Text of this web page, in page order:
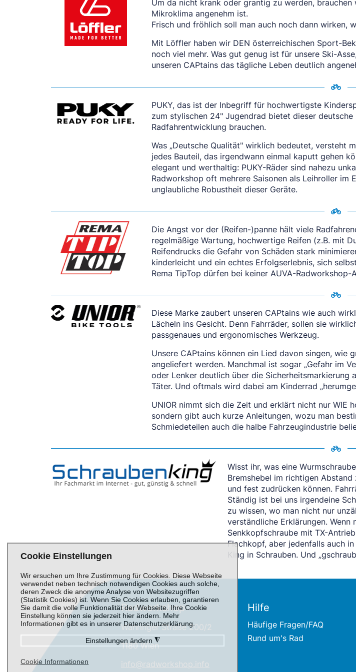
Cookie Einstellungen
Wir ersuchen um Ihre Zustimmung für Cookies. Diese Webseite
verwendet neben technisch notwendigen Cookies auch solche,
deren Zweck die anonyme Analyse von Websitezugriffen
(Statistik Cookies) ist. Wenn Sie Cookies erlauben, garantieren
Sie damit die volle Funktionalität der Webseite. Ihre Cookie
Einstellung können sie jederzeit hier ändern. Mehr
Informationen gibt es in unserer Datenschutzerklärung.
Einstellungen ändern ◮
Cookie Informationen
Um da nicht krank oder grantig zu werden,
Mikroklima angenehm ist.
Frisch und fröhlich soll man auch noch dann wirken,
Mit Löffler haben wir DEN österreichischen Sport-
noch viel mehr. Was gut genug ist für unsere Ski-
unseren CAPtains das tägliche Leben deutlich
PUKY, das ist der Inbegriff für hochwertigste
zum stylischen 24" Jugendrad bietet dieser
Radfahrentwicklung brauchen.
Was „Deutsche Qualität" wirklich bedeutet, versteht
jedes Bauteil, das irgendwann einmal kaputt gehen
elegant und werthaltig: PUKY-Räder sind nahezu
Radworkshop oft mehrere Saisonen als Leihroller im
unglaubliche Robustheit dieser Geräte.
Die Angst vor der (Reifen-)panne hält viele
regelmäßige Wartung, hochwertige Reifen (z.B. mit
Reifendrucks die Gefahr von Schäden stark
kinderleicht und ein echtes Erfolgserlebnis, sich
Rema TipTop dürfen bei keiner AUVA-Radworkshop-
Diese Marke zaubert unseren CAPtains wie auch
Lächeln ins Gesicht. Denn Fahrräder, sollen sie
passgenaues und ergonomisches Werkzeug.
Unsere CAPtains können ein Lied davon singen, wie
angeliefert werden. Manchmal ist sogar „Gefahr im
oder Lenker deutlich über die
Täter. Und oftmals wird dabei am Kinderrad
UNIOR nimmt sich die Zeit und erklärt nicht nur WIE
sondern gibt auch kurze Anleitungen, wozu man
Schmiedeteilen auch die halbe Fahrzeugindustrie
Wisst ihr, was eine
Bremshebel im richtigen
und fest zudrücken können.
Ständig ist bei uns irgendeine
zu wissen, wo man nicht nur
verständliche Erklärungen.
Senkkopfschraube mit TX-
Flachkopf, aber jedenfalls auch
King in Schrauben. Und
Radworkshop
Währinger Straße 200/2
1180 Wien
info@radworkshop.info
Hilfe
Häufige Fragen/FAQ
Rund um's Rad